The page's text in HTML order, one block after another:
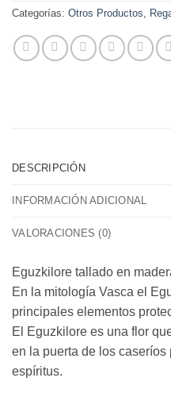
Categorías: Otros Productos
DESCRIPCIÓN
INFORMACIÓN ADICIONAL
VALORACIONES (0)
Eguzkilore tallado en
En la mitología Vasca el
principales elementos
El Eguzkilore es una flor
en la puerta de los
espíritus.